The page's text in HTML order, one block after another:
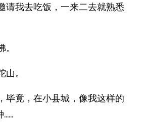
请我去吃饭，一来二去就熟悉
。
毕竟，在小县城，像我这样的
……